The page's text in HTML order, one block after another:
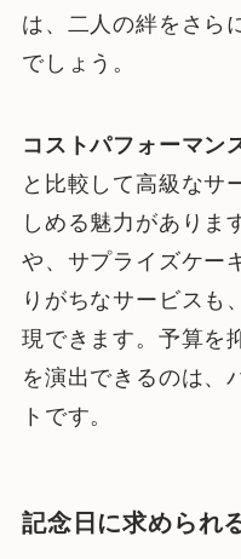
は、二人の絆をさら
でしょう。
コストパフォーマン
と比較して高級なサ
しめる魅力がありま
や、サプライズケー
りがちなサービスも
現できます。予算を
を演出できるのは、
トです。
記念日に求められ